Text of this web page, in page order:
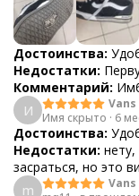
Достоинства:
Недостатки:
Комментарий:
И
Vans
Имя скрыто · 6
Достоинства:
Недостатки:
засраться, но это
m
Vans